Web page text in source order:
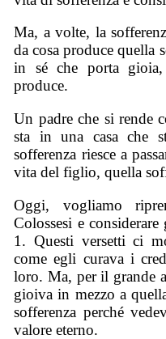
Ma, a volte, la
da cosa produce quella
in sé che porta
produce.
Un padre che si rende
sta in una casa che
sofferenza riesce a
vita del figlio, quella
Oggi, vogliamo
Colossesi e
1. Questi versetti ci
come egli curava i
loro. Ma, per il grande
gioiva in mezzo a
sofferenza perché
valore eterno.